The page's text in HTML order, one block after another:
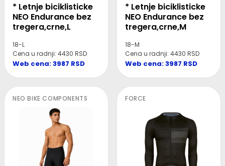
* Letnje biciklisticke
NEO Endurance bez
tregera,crne,L
18-L
Cena u radnji: 4430 RSD
Web cena: 3987 RSD
* Letnje biciklisticke
NEO Endurance bez
tregera,crne,M
18-M
Cena u radnji: 4430 RSD
Web cena: 3987 RSD
NEO BIKE COMPONENTS FORCE